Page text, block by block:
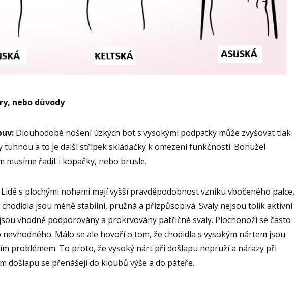
nebo důvody
Dlouhodobé nošení úzkých bot s vysokými podpatky může zvyšovat tlak
tuhnou a to je další střípek skládačky k omezení funkčnosti. Bohužel
musíme řadit i kopačky, nebo brusle.
Lidé s plochými nohami mají vyšší pravděpodobnost vzniku vbočeného palce,
jsou méně stabilní, pružná a přizpůsobivá. Svaly nejsou tolik aktivní
vhodně podporovány a prokrvovány patřičné svaly. Plochonoží se často
nevhodného. Málo se ale hovoří o tom, že chodidla s vysokým nártem jsou
problémem. To proto, že vysoký nárt při došlapu nepruží a nárazy při
došlapu se přenášejí do kloubů výše a do páteře.